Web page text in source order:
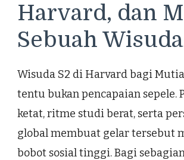
Harvard, dan
Sebuah Wisuda
Wisuda S2 di Harvard bagi
tentu bukan pencapaian sepele.
ketat, ritme studi berat, serta
global membuat gelar tersebut
bobot sosial tinggi. Bagi